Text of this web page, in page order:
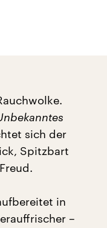
sich der
Spitzbart
in
–